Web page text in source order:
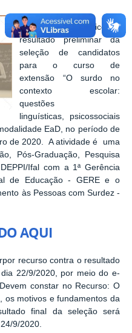
O Ifal Maceió publicou o
resultado preliminar da
seleção de candidatos
para o curso de
extensão “O surdo no
contexto escolar:
questões
linguísticas, psicossociais
EaD, no período de
de 2020. A atividade é uma
Pós-Graduação, Pesquisa
Ifal com a 1ª Gerência
de Educação - GERE e o
às Pessoas com Surdez -
AQUI
recurso contra o resultado
22/9/2020, por meio do e-
constar no Recurso: O
os motivos e fundamentos da
final da seleção será
9/2020.